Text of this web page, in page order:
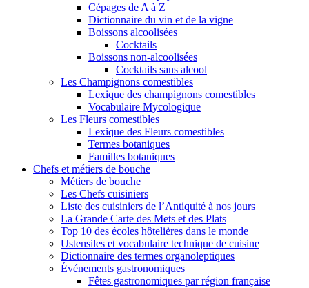
Cépages de A à Z
Dictionnaire du vin et de la vigne
Boissons alcoolisées
Cocktails
Boissons non-alcoolisées
Cocktails sans alcool
Les Champignons comestibles
Lexique des champignons comestibles
Vocabulaire Mycologique
Les Fleurs comestibles
Lexique des Fleurs comestibles
Termes botaniques
Familles botaniques
Chefs et métiers de bouche
Métiers de bouche
Les Chefs cuisiniers
Liste des cuisiniers de l’Antiquité à nos jours
La Grande Carte des Mets et des Plats
Top 10 des écoles hôtelières dans le monde
Ustensiles et vocabulaire technique de cuisine
Dictionnaire des termes organoleptiques
Événements gastronomiques
Fêtes gastronomiques par région française